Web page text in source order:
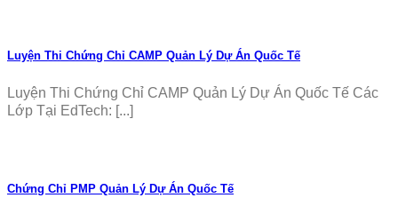
Luyện Thi Chứng Chỉ CAMP Quản Lý Dự Án Quốc Tế
Luyện Thi Chứng Chỉ CAMP Quản Lý Dự Án Quốc Tế Các
Lớp Tại EdTech: [...]
Chứng Chỉ PMP Quản Lý Dự Án Quốc Tế